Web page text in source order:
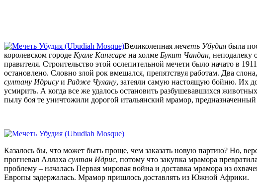
Великолепная мечеть Убудия была
королевском городе Куале Кангсаре на холме Букит Чандан, неподалеку
правителя. Строительство этой ослепительной мечети было начато в
остановлено. Словно злой рок вмешался, препятствуя работам. Два
султану Идрису и Радже Чулану, затеяли самую настоящую бойню. Их
усмирить. А когда все же удалось остановить разбушевавшихся
пылу боя те уничтожили дорогой итальянский мрамор, предназначенный
Казалось бы, что может быть проще, чем заказать новую партию? Но,
прогневал Аллаха султан Идрис, потому что закупка мрамора
проблему – началась Первая мировая война и доставка мрамора из
Европы задержалась. Мрамор пришлось доставлять из Южной Африки.